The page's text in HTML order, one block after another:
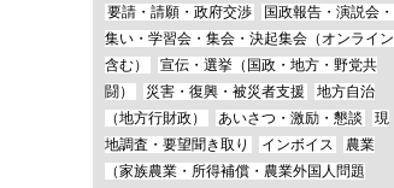
要請・請願・政府交渉
国政報告・演説会・
集い・学習会・集会・決起集会（オンライン
含む）
宣伝・選挙（国政・地方・野党共
闘）
災害・復興・被災者支援
地方自治
（地方行財政）
あいさつ・激励・懇談
現
地調査・要望聞き取り
インボイス
農業
（家族農業・所得補償・農業外国人問題